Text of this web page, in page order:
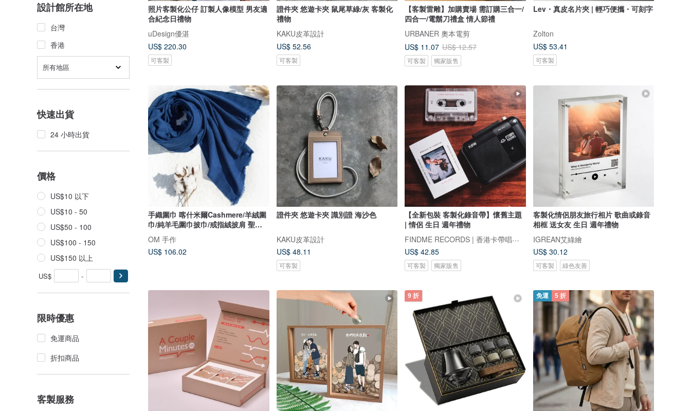
設計館所在地
台灣
香港
所有地區
快速出貨
24 小時出貨
價格
US$10 以下
US$10 - 50
US$50 - 100
US$100 - 150
US$150 以上
US$ -
限時優惠
免運商品
折扣商品
客製服務
照片客製化公仔 訂製人像模型 男友適
合紀念日禮物
uDesign優湛
US$ 220.30
可客製
證件夾 悠遊卡夾 鼠尾草綠/灰 客製化
禮物
KAKU皮革設計
US$ 52.56
可客製
【客製雷雕】加購賣場 需訂購三合一/
四合一/電鬍刀禮盒 情人節禮
URBANER 奧本電剪
US$ 11.07 US$ 12.57
可客製 獨家販售
Lev・真皮名片夾 | 輕巧便攜・可刻字
Zolton
US$ 53.41
可客製
手織圍巾 喀什米爾Cashmere/羊絨圍
巾/純羊毛圍巾披巾/戒指絨披肩 聖誕
節禮物 交換禮物 母親節 父親節-魔幻
藍色
OM 手作
US$ 106.02
證件夾 悠遊卡夾 識別證 海沙色
KAKU皮革設計
US$ 48.11
可客製
【全新包裝 客製化錄音帶】懷舊主題
| 情侶 生日 週年禮物
FINDME RECORDS | 香港卡帶唱片生活店
US$ 42.85
可客製 獨家販售
客製化情侶朋友旅行相片 歌曲或錄音
相框 送女友 生日 週年禮物
IGREAN艾綠繪
US$ 30.12
可客製 綠色友善
9 折 免運 5 折